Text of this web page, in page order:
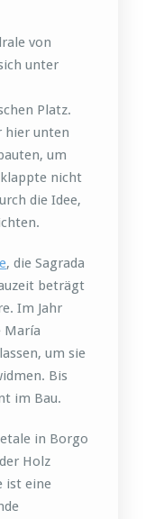
von
unter
Platz.
hier unten
um
nicht
die Idee,
, die Sagrada
beträgt
Im Jahr
María
um sie
Bis
im Bau.
in Borgo
Holz
ist eine